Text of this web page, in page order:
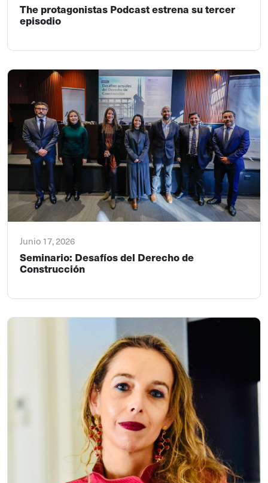
The protagonistas Podcast estrena su tercer
episodio
Junio 17, 2026
Seminario: Desafíos del Derecho de
Construcción